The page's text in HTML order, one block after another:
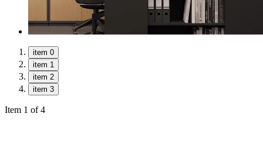
item 0
item 1
item 2
item 3
Item 1 of 4